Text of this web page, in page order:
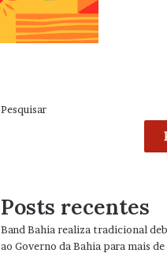
Pesquisar
Posts recentes
Band Bahia realiza tradicional
ao Governo da Bahia para mais